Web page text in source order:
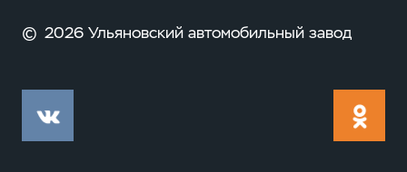
© 2026 Ульяновский автомобильный завод